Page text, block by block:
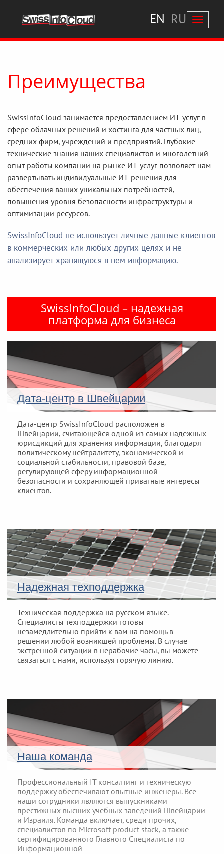
EN RU
Преимущества
SwissInfoCloud занимается предоставлением ИТ-услуг в
сфере облачных решений и хостинга для частных лиц,
средних фирм, учреждений и предприятий. Глубокие
технические знания наших специалистов и многолетний
опыт работы компании на рынке ИТ-услуг позволяет нам
развертывать индивидуальные ИТ-решения для
обеспечения ваших уникальных потребностей,
повышения уровня безопасности инфраструктуры и
оптимизации ресурсов.
SwissInfoCloud не использует личные данные клиентов
в коммерческих или любых других целях и не
анализирует хранящуюся в нем информацию.
SwissInfoCloud – надежная
платформа для бизнеса
Дата-центр в Швейцарии
Дата-центр SwissInfoCloud расположен в
Швейцарии, считающейся одной из самых надежных
юрисдикций для хранения информации, благодаря
политическому нейтралитету, экономической и
социальной стабильности, правовой базе,
регулирующей сферу информационной
безопасности и сохраняющей приватные интересы
клиентов.
Надежная техподдержка
Техническая поддержка на русском языке.
Специалисты техподдержки готовы
незамедлительно прийти к вам на помощь в
решении любой возникшей проблемы. В случае
экстренной ситуации в нерабочие часы, вы можете
связаться с нами, используя горячую линию.
Наша команда
Профессиональный IT консалтинг и техническую
поддержку обеспечивают опытные инженеры. Все
наши сотрудники являются выпускниками
престижных высших учебных заведений Швейцарии
и Израиля. Команда включает, среди прочих,
специалистов по Microsoft product stack, а также
сертифицированного Главного Специалиста по
Информационной